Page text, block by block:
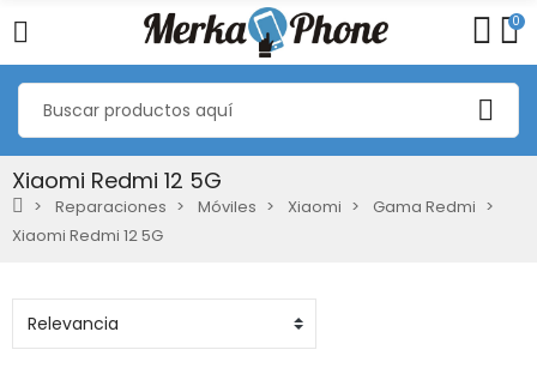
0
Xiaomi Redmi 12 5G
Reparaciones Móviles Xiaomi
Gama Redmi
Xiaomi Redmi 12 5G